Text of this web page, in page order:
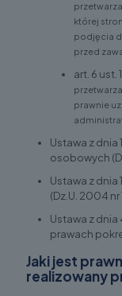
której
podjęcia
przed
art. 6 ust.
prawnie
Ustawa z dnia
osobowych
Ustawa z dnia
(Dz.U. 2004 nr
Ustawa z dnia
prawach
Jaki jest
realizowany